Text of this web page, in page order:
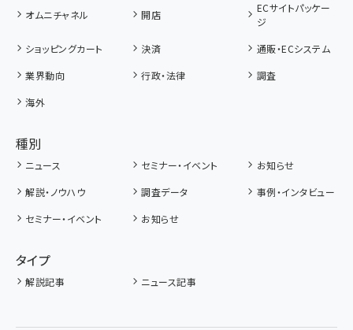
オムニチャネル 開店
ECサイトパッケー
ジ
ショッピングカート
決済
通販・ECシステム
業界動向
行政・法律
調査
海外
種別
ニュース セミナー・イベント
お知らせ
解説・ノウハウ
調査データ
事例・インタビュー
セミナー・イベント
お知らせ
タイプ
解説記事 ニュース記事